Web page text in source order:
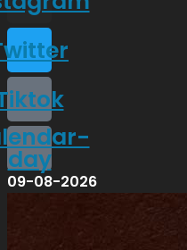
day
09-08-2026